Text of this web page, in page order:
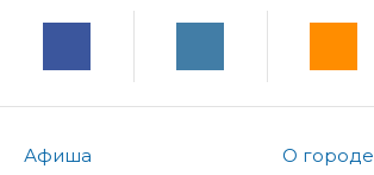
Афиша
О городе